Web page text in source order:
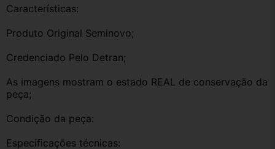
Características:
Produto Original Seminovo;
Credenciado Pelo Detran;
As imagens mostram o estado REAL de conservação da
peça;
Condição da peça:
Especificações técnicas: